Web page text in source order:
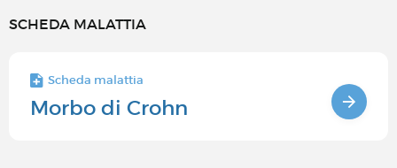
SCHEDA MALATTIA
Scheda malattia
Morbo di Crohn